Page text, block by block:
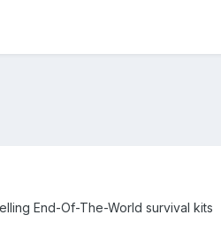
End-Of-The-World survival kits